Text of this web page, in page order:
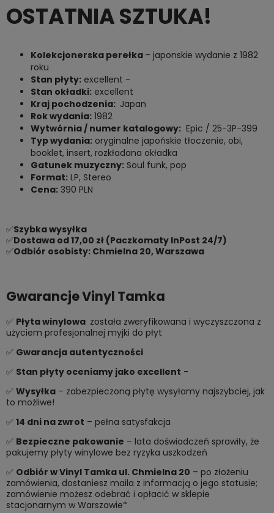
OSTATNIA SZTUKA!
Kolekcjonerska perełka – japonskie wydanie z 1982
roku
Stan płyty: excellent -
Stan okładki: excellent
Kraj pochodzenia: Japan
Rok wydania: 1982
Wytwórnia / numer katalogowy: Epic / 25-3P-399
Typ wydania: oryginalne japońskie tłoczenie, obi,
booklet, insert, rozkładana okładka
Gatunek muzyczny: Soul funk, pop
Format: LP, Stereo
Cena: 390 PLN
✅Szybka wysyłka
✅Dostawa od 17,00 zł (Paczkomaty InPost 24/7)
✅Odbiór osobisty: Chmielna 20, Warszawa
Gwarancje Vinyl Tamka
✅ Płyta winylowa została zweryfikowana i wyczyszczona z
użyciem profesjonalnej myjki do płyt
✅ Gwarancja autentyczności
✅ Stan płyty oceniamy jako excellent -
✅ Wysyłka – zabezpieczoną płytę wysyłamy najszybciej, jak
to możliwe!
✅ 14 dni na zwrot – pełna satysfakcja
✅ Bezpieczne pakowanie – lata doświadczeń sprawiły, że
pakujemy płyty winylowe bez ryzyka uszkodzeń
✅ Odbiór w Vinyl Tamka ul. Chmielna 20 – po złożeniu
zamówienia, dostaniesz maila z informacją o jego statusie;
zamówienie możesz odebrać i opłacić w sklepie
stacjonarnym w Warszawie*